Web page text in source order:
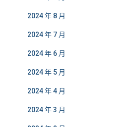
2024 年 8 月
2024 年 7 月
2024 年 6 月
2024 年 5 月
2024 年 4 月
2024 年 3 月